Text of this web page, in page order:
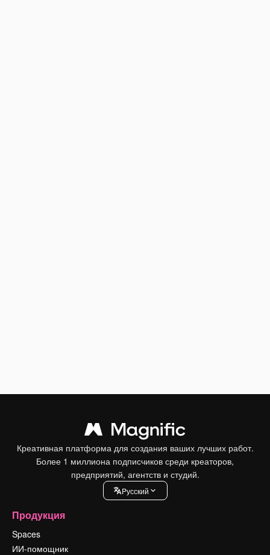
Креативная платформа для создания ваших лучших работ.
Более 1 миллиона подписчиков среди креаторов,
предприятий, агентств и студий.
Pусский
Продукция
Spaces
ИИ-помощник